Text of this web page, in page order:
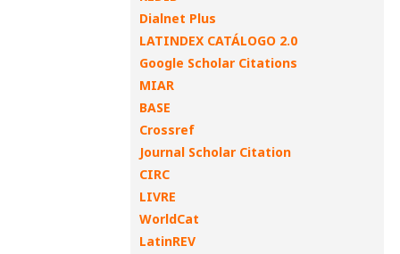
Dialnet Plus
LATINDEX CATÁLOGO 2.0
Google Scholar Citations
MIAR
BASE
Crossref
Journal Scholar Citation
CIRC
LIVRE
WorldCat
LatinREV